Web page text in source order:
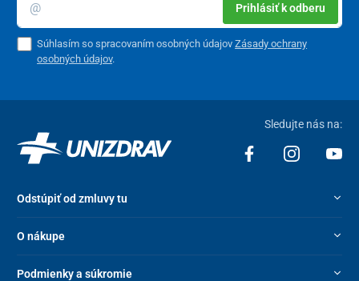
Prihlásiť k odberu
Súhlasím so spracovaním osobných údajovZásady ochrany
osobných údajov.
Sledujte nás na:
Odstúpiť od zmluvy tu
O nákupe
Podmienky a súkromie